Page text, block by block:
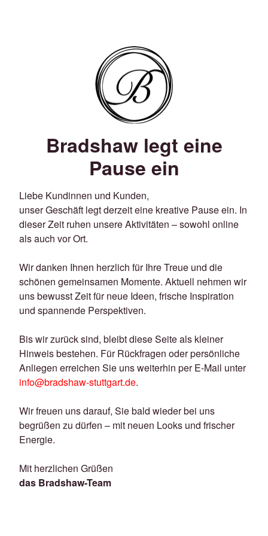
Bradshaw legt eine
Pause ein
Liebe Kundinnen und Kunden,
unser Geschäft legt derzeit eine kreative Pause ein. In
dieser Zeit ruhen unsere Aktivitäten – sowohl online
als auch vor Ort.
Wir danken Ihnen herzlich für Ihre Treue und die
schönen gemeinsamen Momente. Aktuell nehmen wir
uns bewusst Zeit für neue Ideen, frische Inspiration
und spannende Perspektiven.
Bis wir zurück sind, bleibt diese Seite als kleiner
Hinweis bestehen. Für Rückfragen oder persönliche
Anliegen erreichen Sie uns weiterhin per E-Mail unter
info@bradshaw-stuttgart.de.
Wir freuen uns darauf, Sie bald wieder bei uns
begrüßen zu dürfen – mit neuen Looks und frischer
Energie.
Mit herzlichen Grüßen
das Bradshaw-Team